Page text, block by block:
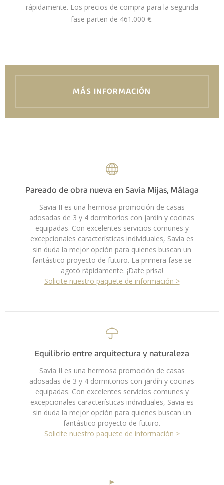
rápidamente. Los precios de compra para la segunda
fase parten de 461.000 €.
MÁS INFORMACIÓN
Pareado de obra nueva en Savia Mijas, Málaga
Savia II es una hermosa promoción de casas
adosadas de 3 y 4 dormitorios con jardín y cocinas
equipadas. Con excelentes servicios comunes y
excepcionales características individuales, Savia es
sin duda la mejor opción para quienes buscan un
fantástico proyecto de futuro. La primera fase se
agotó rápidamente. ¡Date prisa!
Solicite nuestro paquete de información >
Equilibrio entre arquitectura y naturaleza
Savia II es una hermosa promoción de casas
adosadas de 3 y 4 dormitorios con jardín y cocinas
equipadas. Con excelentes servicios comunes y
excepcionales características individuales, Savia es
sin duda la mejor opción para quienes buscan un
fantástico proyecto de futuro.
Solicite nuestro paquete de información >